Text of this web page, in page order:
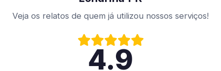
Veja os relatos de quem já utilizou nossos serviços!
4.9